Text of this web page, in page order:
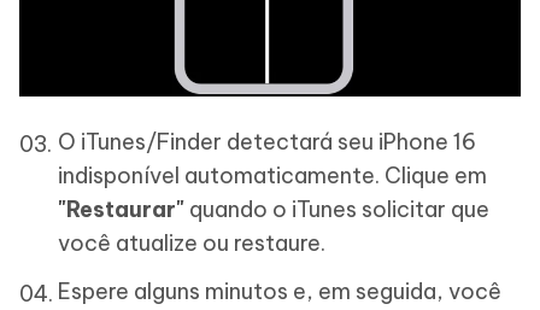
O iTunes/Finder detectará seu iPhone 16
indisponível automaticamente. Clique em
"Restaurar" quando o iTunes solicitar que
você atualize ou restaure.
Espere alguns minutos e, em seguida, você